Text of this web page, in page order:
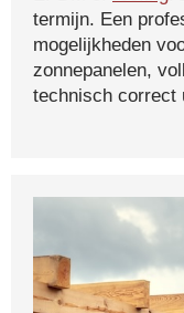
termijn. Een
mogelijkheden
zonnepanelen,
technisch correct